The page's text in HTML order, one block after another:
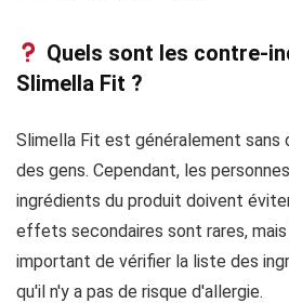
Quels sont les contre-
Slimella Fit ?
Slimella Fit est généralement sans
des gens. Cependant, les
ingrédients du produit doivent
effets secondaires sont rares,
important de vérifier la liste des
qu'il n'y a pas de risque d'allergie.